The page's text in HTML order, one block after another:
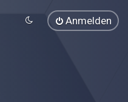
Anmelden